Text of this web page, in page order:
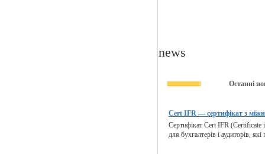
news
Останні
Cert IFR — сертифікат з
Сертифікат Cert IFR
для бухгалтерів і аудиторів,